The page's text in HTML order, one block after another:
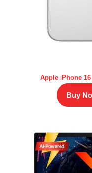
Apple iPhone
Buy